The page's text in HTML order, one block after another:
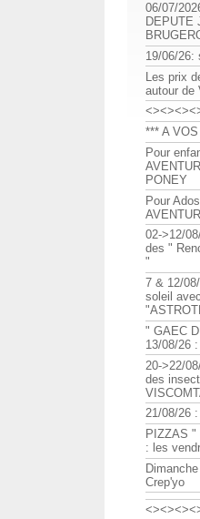
06/07/
DEPUTE
19/06/26:
Les prix
autour de
*** A
Pour
PONEY
Pour
02->12/
des "
"
7 & 12/
soleil avec
" GAEC
13/08/26
20->22/
des
21/08/26
PIZZAS
: les
Crep'yo